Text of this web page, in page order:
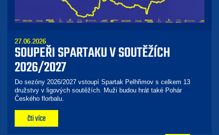
27.06.2026
SOUPEŘI SPARTAKU V SOUTĚŽÍCH
2026/2027
Do sezóny 2026/2027 vstoupí Spartak Pelhřimov s celkem 13
družstvy v ligových soutěžích. Muži budou hrát také Pohár
Českého florbalu.
čti více